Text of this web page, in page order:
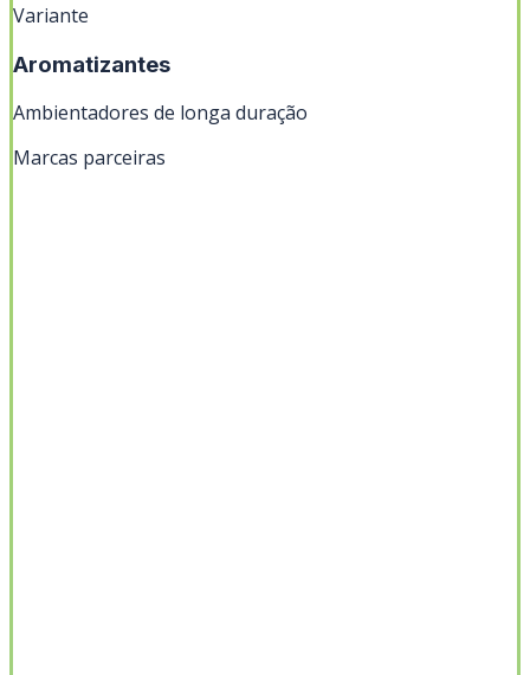
Variante
Aromatizantes
Ambientadores de longa duração
Marcas parceiras